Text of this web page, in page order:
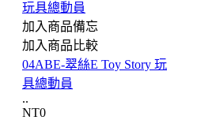
加入商品備忘
加入商品比較
04ABE-翠絲E Toy Story 玩
具總動員
..
NT0